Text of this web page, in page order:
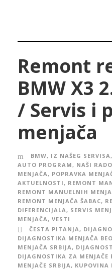
Remont
BMW X3
/ Servis i
menjača
BMW, IZ NAŠEG SERVISA,
AUTO PROGRAM, NAŠI
MENJAČA, POPRAVKA
AKTUELNOSTI, REMONT
REMONT MANUELNIH
REMONT MENJAČA ŠABAC,
DIFERENCIJALA, SERVIS
MENJAČA, VESTI
ČESTA PITANJA,
DIJAGNOSTIKA MENJAČA
MENJAČA SRBIJA,
DIJAGNOSTIKA ZA MENJAČE
MENJAČE SRBIJA, KUPOVINA